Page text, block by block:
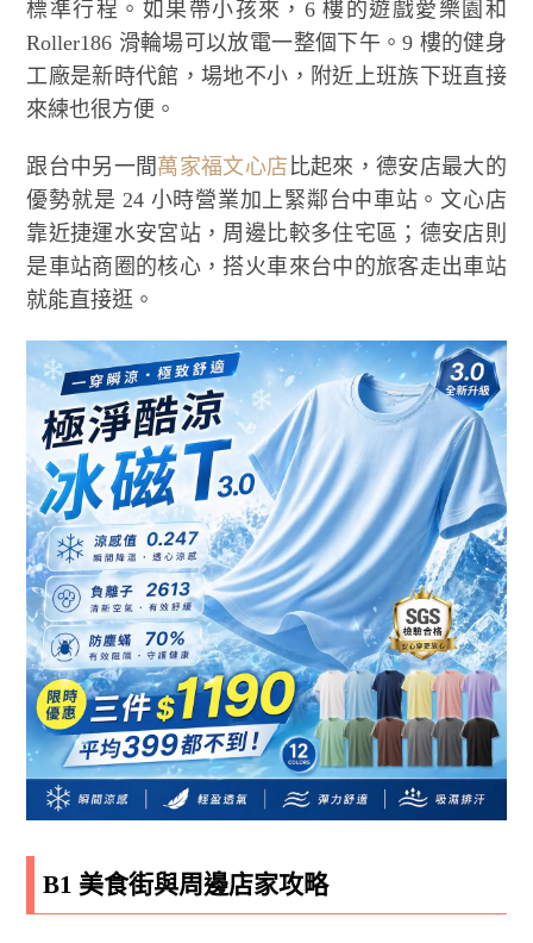
標準行程。如果帶小孩來，6 樓的遊戲愛樂園和
Roller186 滑輪場可以放電一整個下午。9 樓的健身
工廠是新時代館，場地不小，附近上班族下班直接
來練也很方便。
跟台中另一間 萬家福文心店 比起來，德安店最大的
優勢就是 24 小時營業加上緊鄰台中車站。文心店
靠近捷運水安宮站，周邊比較多住宅區；德安店則
是車站商圈的核心，搭火車來台中的旅客走出車站
就能直接逛。
B1 美食街與周邊店家攻略